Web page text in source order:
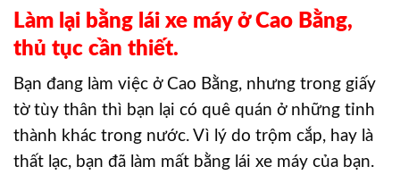
Làm lại bằng lái xe máy ở Cao Bằng,
thủ tục cần thiết.
Bạn đang làm việc ở Cao Bằng, nhưng trong giấy
tờ tùy thân thì bạn lại có quê quán ở những tỉnh
thành khác trong nước. Vì lý do trộm cắp, hay là
thất lạc, bạn đã làm mất bằng lái xe máy của bạn.